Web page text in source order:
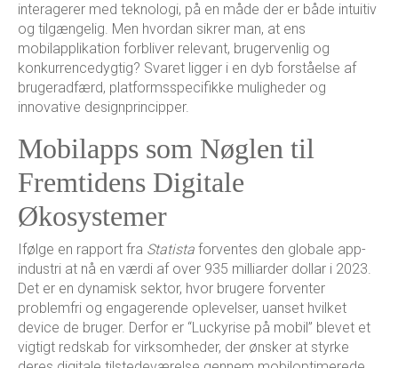
interagerer med teknologi, på en måde der er både intuitiv
og tilgængelig. Men hvordan sikrer man, at ens
mobilapplikation forbliver relevant, brugervenlig og
konkurrencedygtig? Svaret ligger i en dyb forståelse af
brugeradfærd, platformsspecifikke muligheder og
innovative designprincipper.
Mobilapps som Nøglen til
Fremtidens Digitale
Økosystemer
Ifølge en rapport fra Statista forventes den globale app-
industri at nå en værdi af over 935 milliarder dollar i 2023.
Det er en dynamisk sektor, hvor brugere forventer
problemfri og engagerende oplevelser, uanset hvilket
device de bruger. Derfor er “Luckyrise på mobil” blevet et
vigtigt redskab for virksomheder, der ønsker at styrke